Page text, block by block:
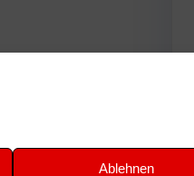
Ablehnen